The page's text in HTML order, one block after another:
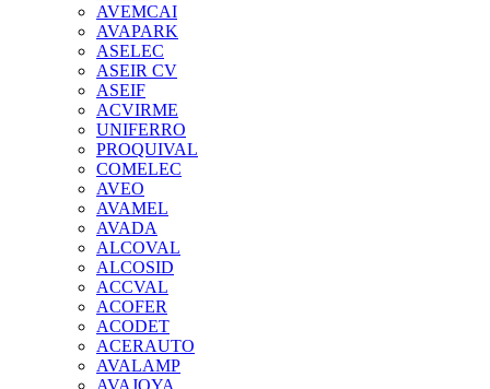
AVEMCAI
AVAPARK
ASELEC
ASEIR CV
ASEIF
ACVIRME
UNIFERRO
PROQUIVAL
COMELEC
AVEO
AVAMEL
AVADA
ALCOVAL
ALCOSID
ACCVAL
ACOFER
ACODET
ACERAUTO
AVALAMP
AVAJOYA